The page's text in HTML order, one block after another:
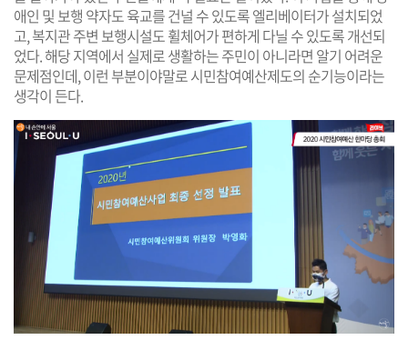
애인 및 보행 약자도 육교를 건널 수 있도록 엘리베이터가 설치되었
고, 복지관 주변 보행시설도 휠체어가 편하게 다닐 수 있도록 개선되
었다. 해당 지역에서 실제로 생활하는 주민이 아니라면 알기 어려운
문제점인데, 이런 부분이야말로 시민참여예산제도의 순기능이라는
생각이 든다.